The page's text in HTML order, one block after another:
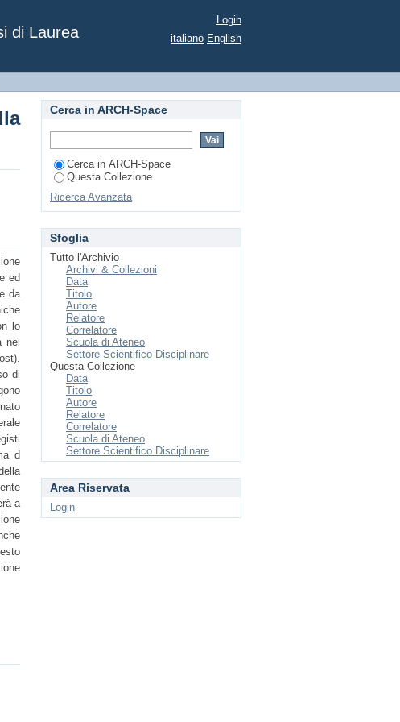
di Laurea
Camera
Login
italiano English
ed
da
lo
nel
di
d
a
Cerca in ARCH-Space
Cerca in ARCH-Space
Questa Collezione
Ricerca Avanzata
Sfoglia
Tutto l'Archivio
Archivi & Collezioni
Data
Titolo
Autore
Relatore
Correlatore
Scuola di Ateneo
Settore Scientifico Disciplinare
Questa Collezione
Data
Titolo
Autore
Relatore
Correlatore
Scuola di Ateneo
Settore Scientifico Disciplinare
Area Riservata
Login